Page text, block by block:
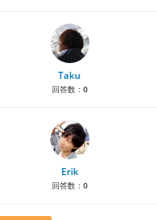
Taku
回答数： 0
Erik
回答数： 0